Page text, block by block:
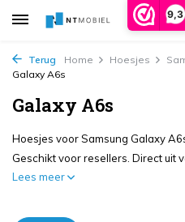
9,3
Terug Home Hoesjes
Galaxy A6s
Galaxy A6s
Hoesjes voor Samsung Galaxy
Geschikt voor resellers. Direct uit
Lees meer